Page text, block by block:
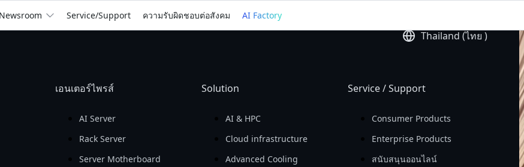
Newsroom Service/Support ความรับผิดชอบต่อสังคม AI Factory
Empowerthe World
For You
Return on Assets
Return on Equity
Earning Per Share
Thailand (ไทย )
เอนเตอร์ไพรส์
AI Server
Rack Server
Server Motherboard
Solution
AI & HPC
Cloud infrastructure
Advanced Cooling
Service / Support
Consumer Products
Enterprise Products
สนับสนุนออนไลน์